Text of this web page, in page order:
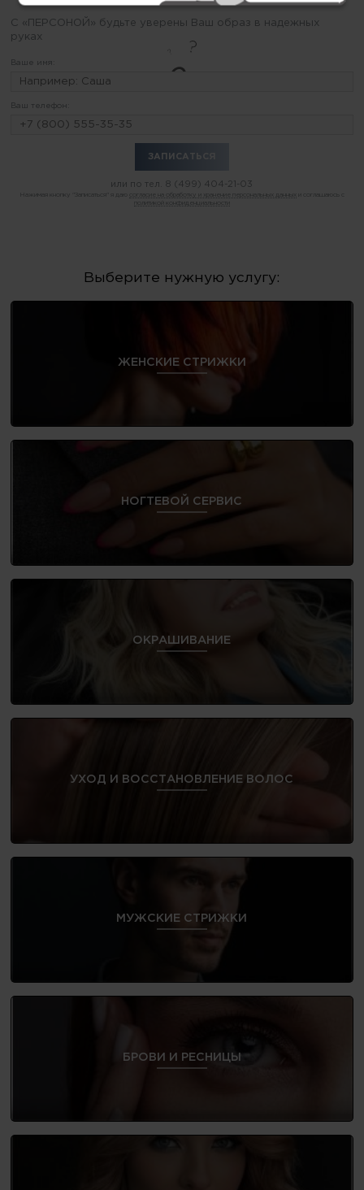
С «ПЕРСОНОЙ» будьте уверены Ваш образ в надежных
руках
Ваше имя:
Ваш телефон:
или по тел. 8 (499) 404-21-03
Нажимая кнопку "Записаться" я даю согласие на обработку и хранение персональных данных
политикой конфиденциальности
Выберите нужную услугу:
ЖЕНСКИЕ СТРИЖКИ
НОГТЕВОЙ СЕРВИС
ОКРАШИВАНИЕ
УХОД И ВОССТАНОВЛЕНИЕ ВОЛОС
МУЖСКИЕ СТРИЖКИ
БРОВИ И РЕСНИЦЫ